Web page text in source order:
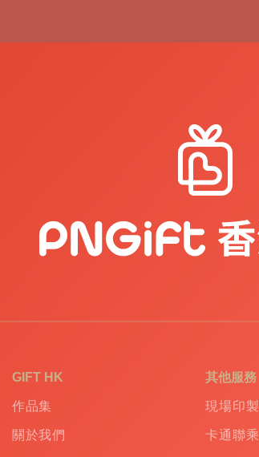
GIFT HK
作品集
關於我們
其他服務
現場印製
卡通聯乘